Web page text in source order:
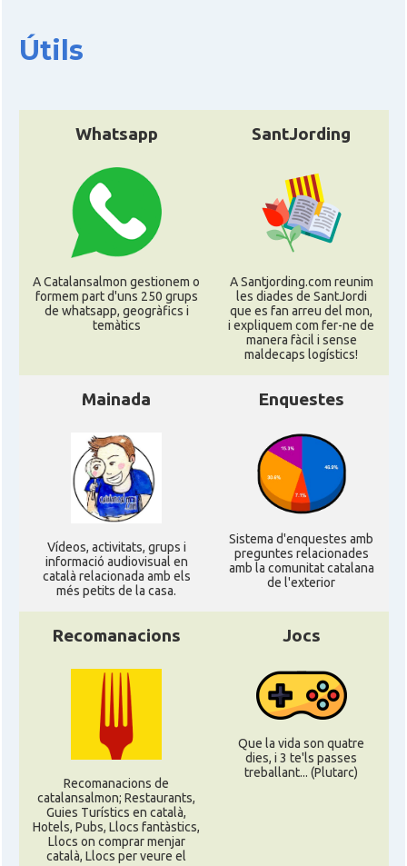
Útils
Whatsapp
A Catalansalmon gestionem o
formem part d'uns 250 grups
de whatsapp, geogràfics i
temàtics
SantJording
A Santjording.com reunim
les diades de SantJordi
que es fan arreu del mon,
i expliquem com fer-ne de
manera fàcil i sense
maldecaps logí­stics!
Mainada
Ví­deos, activitats, grups i
informació audiovisual en
català relacionada amb els
més petits de la casa.
Enquestes
Sistema d'enquestes amb
preguntes relacionades
amb la comunitat catalana
de l'exterior
Recomanacions
Recomanacions de
catalansalmon; Restaurants,
Guies Turístics en català,
Hotels, Pubs, Llocs fantàstics,
Llocs on comprar menjar
català, Llocs per veure el
Jocs
Que la vida son quatre
dies, i 3 te'ls passes
treballant... (Plutarc)